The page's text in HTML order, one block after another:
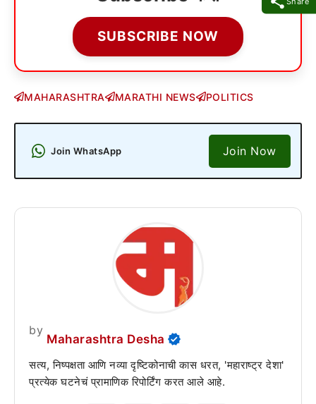
SUBSCRIBE NOW
MAHARASHTRA MARATHI NEWS POLITICS
Join WhatsApp Join Now
by
Maharashtra Desha
सत्य, निष्पक्षता आणि नव्या दृष्टिकोनाची कास धरत, 'महाराष्ट्र देशा'
प्रत्येक घटनेचं प्रामाणिक रिपोर्टिंग करत आले आहे.